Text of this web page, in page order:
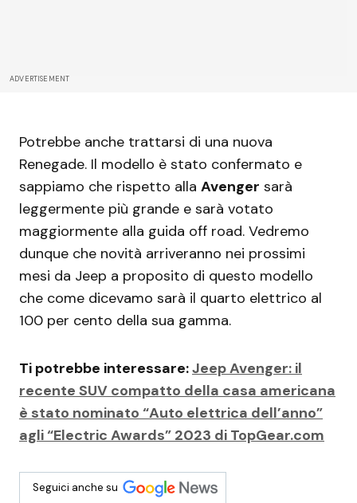
ADVERTISEMENT
Potrebbe anche trattarsi di una nuova
Renegade. Il modello è stato confermato e
sappiamo che rispetto alla Avenger sarà
leggermente più grande e sarà votato
maggiormente alla guida off road. Vedremo
dunque che novità arriveranno nei prossimi
mesi da Jeep a proposito di questo modello
che come dicevamo sarà il quarto elettrico al
100 per cento della sua gamma.
Ti potrebbe interessare:Jeep Avenger: il
recente SUV compatto della casa americana
è stato nominato “Auto elettrica dell’anno”
agli “Electric Awards” 2023 di TopGear.com
Seguici anche su